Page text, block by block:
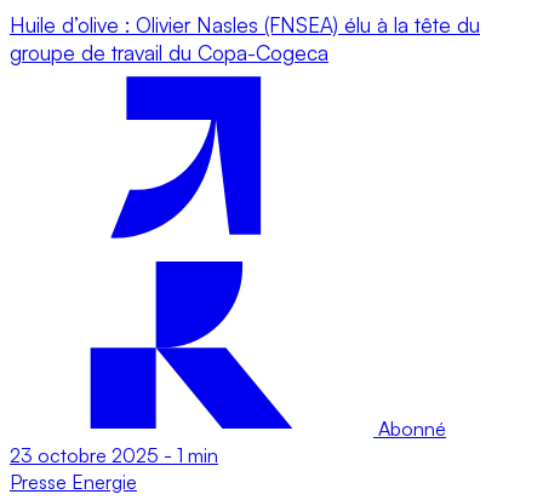
Huile d’olive : Olivier Nasles (FNSEA) élu à la tête du
groupe de travail du Copa-Cogeca
Abonné
23 octobre 2025 - 1 min
Presse Energie